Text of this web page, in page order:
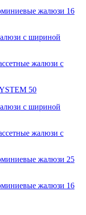
жалюзи 16
с шириной
жалюзи с
50
с шириной
жалюзи с
жалюзи 25
жалюзи 16